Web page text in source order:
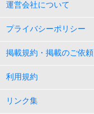
運営会社について
プライバシーポリシー
掲載規約・掲載のご依頼
利用規約
リンク集